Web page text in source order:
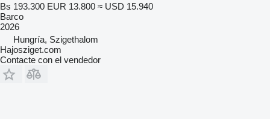
Bs 193.300 EUR 13.800 ≈ USD 15.940
Barco
2026
Hungría, Szigethalom
Hajosziget.com
Contacte con el vendedor